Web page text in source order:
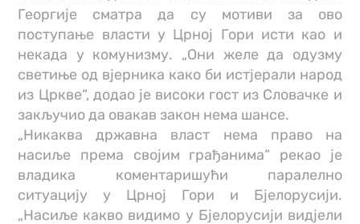
Георгије сматра да су мотиви за ово
поступање власти у Црној Гори исти као и
некада у комунизму. „Они желе да одузму
светиње од вјерника како би истјерали народ
из Цркве“, додао је високи гост из Словачке и
закључио да овакав закон нема шансе.
„Никаква државна власт нема право на
насиље према својим грађанима“ рекао је
владика коментаришући паралелно
ситуацију у Црној Гори и Бјелорусији.
„Насиље какво видимо у Бјелорусији видјели